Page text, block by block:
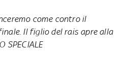
come contro il
Il figlio del rais apre alla
SPECIALE